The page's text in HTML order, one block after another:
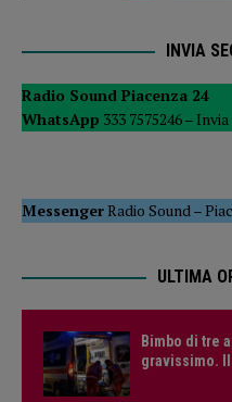
INVIA
Radio Sound Piacenza 24
WhatsApp 333 7575246 – Invia
MessengerRadio Sound–
ULTIMA
Bimbo di tre
gravissimo.